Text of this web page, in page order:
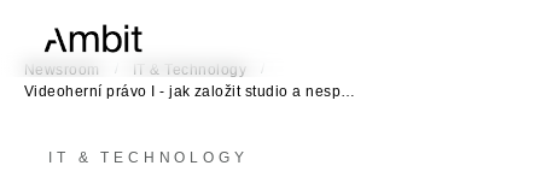
Newsroom / IT & Technology
/
Videoherní právo I - jak založit studio a nesp…
IT & TECHNOLOGY